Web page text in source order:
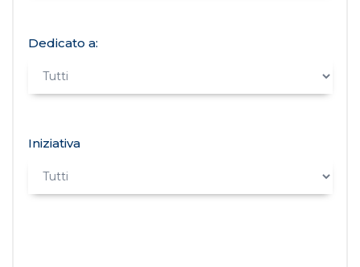
Dedicato a:
Iniziativa